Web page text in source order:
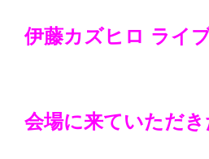
伊藤カズヒロ ライ
会場に来ていただき